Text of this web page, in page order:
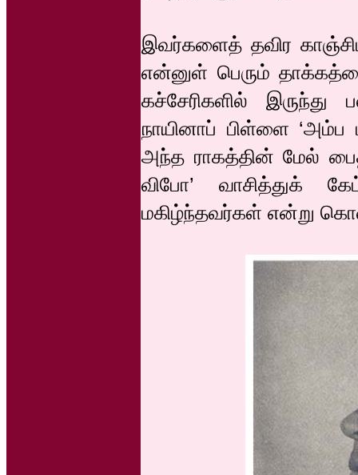
இவர்களைத் தவிர
என்னுள் பெரும்
கச்சேரிகளில்
நாயினாப் பிள்ளை ‘அம்ப
அந்த ராகத்தின் மேல்
விபோ’ வாசித்துக்
மகிழ்ந்தவர்கள் என்று